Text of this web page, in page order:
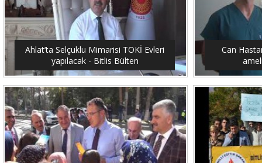
Ahlat’ta Selçuklu Mimarisi TOKİ Evleri
yapılacak - Bitlis Bülten
Can